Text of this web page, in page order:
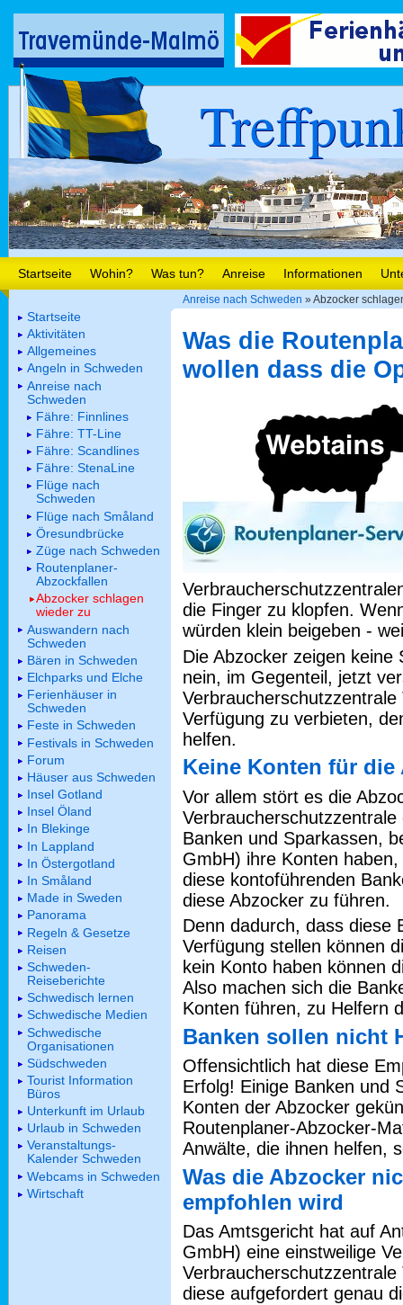
Startseite Wohin? Was tun? Anreise Informationen
Anreise nach Schweden » Abzocker
Was die
wollen dass die
die Finger zu klopfen.
würden klein beigeben -
Die Abzocker zeigen
nein, im Gegenteil, jetzt
Verfügung zu verbieten,
helfen.
Keine Konten für die
Vor allem stört es die
Banken und Sparkassen,
GmbH) ihre Konten
diese kontoführenden
diese Abzocker zu führen.
Denn dadurch, dass diese
Verfügung stellen können
kein Konto haben können
Also machen sich die
Konten führen, zu Helfern
Banken sollen nicht
Offensichtlich hat diese
Erfolg! Einige Banken und
Konten der Abzocker
Routenplaner-Abzocker-
Anwälte, die ihnen helfen,
Was die Abzocker
empfohlen wird
Das Amtsgericht hat auf
GmbH) eine einstweilige
diese aufgefordert genau
Startseite
Aktivitäten
Allgemeines
Angeln in Schweden
Anreise nach
Schweden
Fähre: Finnlines
Fähre: TT-Line
Fähre: Scandlines
Fähre: StenaLine
Flüge nach
Schweden
Flüge nach Småland
Öresundbrücke
Züge nach Schweden
Routenplaner-
Abzockfallen
Abzocker schlagen
wieder zu
Auswandern nach
Schweden
Bären in Schweden
Elchparks und Elche
Ferienhäuser in
Schweden
Feste in Schweden
Festivals in Schweden
Forum
Häuser aus Schweden
Insel Gotland
Insel Öland
In Blekinge
In Lappland
In Östergotland
In Småland
Made in Sweden
Panorama
Regeln & Gesetze
Reisen
Schweden-
Reiseberichte
Schwedisch lernen
Schwedische Medien
Schwedische
Organisationen
Südschweden
Tourist Information
Büros
Unterkunft im Urlaub
Urlaub in Schweden
Veranstaltungs-
Kalender Schweden
Webcams in Schweden
Wirtschaft